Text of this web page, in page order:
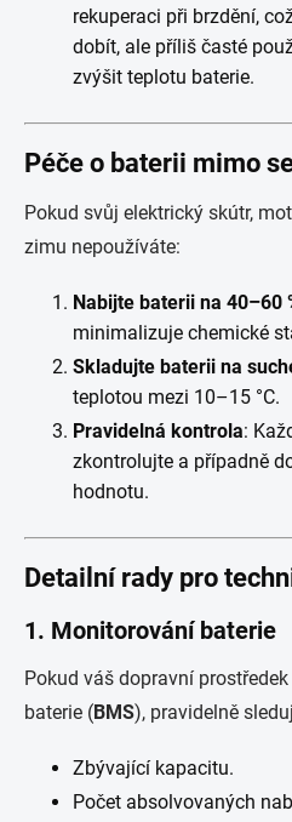
rekuperaci při brzdění,
dobít, ale příliš časté
zvýšit teplotu baterie.
Péče o baterii mimo
Pokud svůj elektrický skútr,
zimu nepoužíváte:
Nabijte baterii na 40–60
minimalizuje chemické
Skladujte baterii na
teplotou mezi 10–15 °C.
Pravidelná kontrola:
zkontrolujte a případně
hodnotu.
Detailní rady pro
1. Monitorování baterie
Pokud váš dopravní
baterie (BMS), pravidelně
Zbývající kapacitu.
Počet absolvovaných